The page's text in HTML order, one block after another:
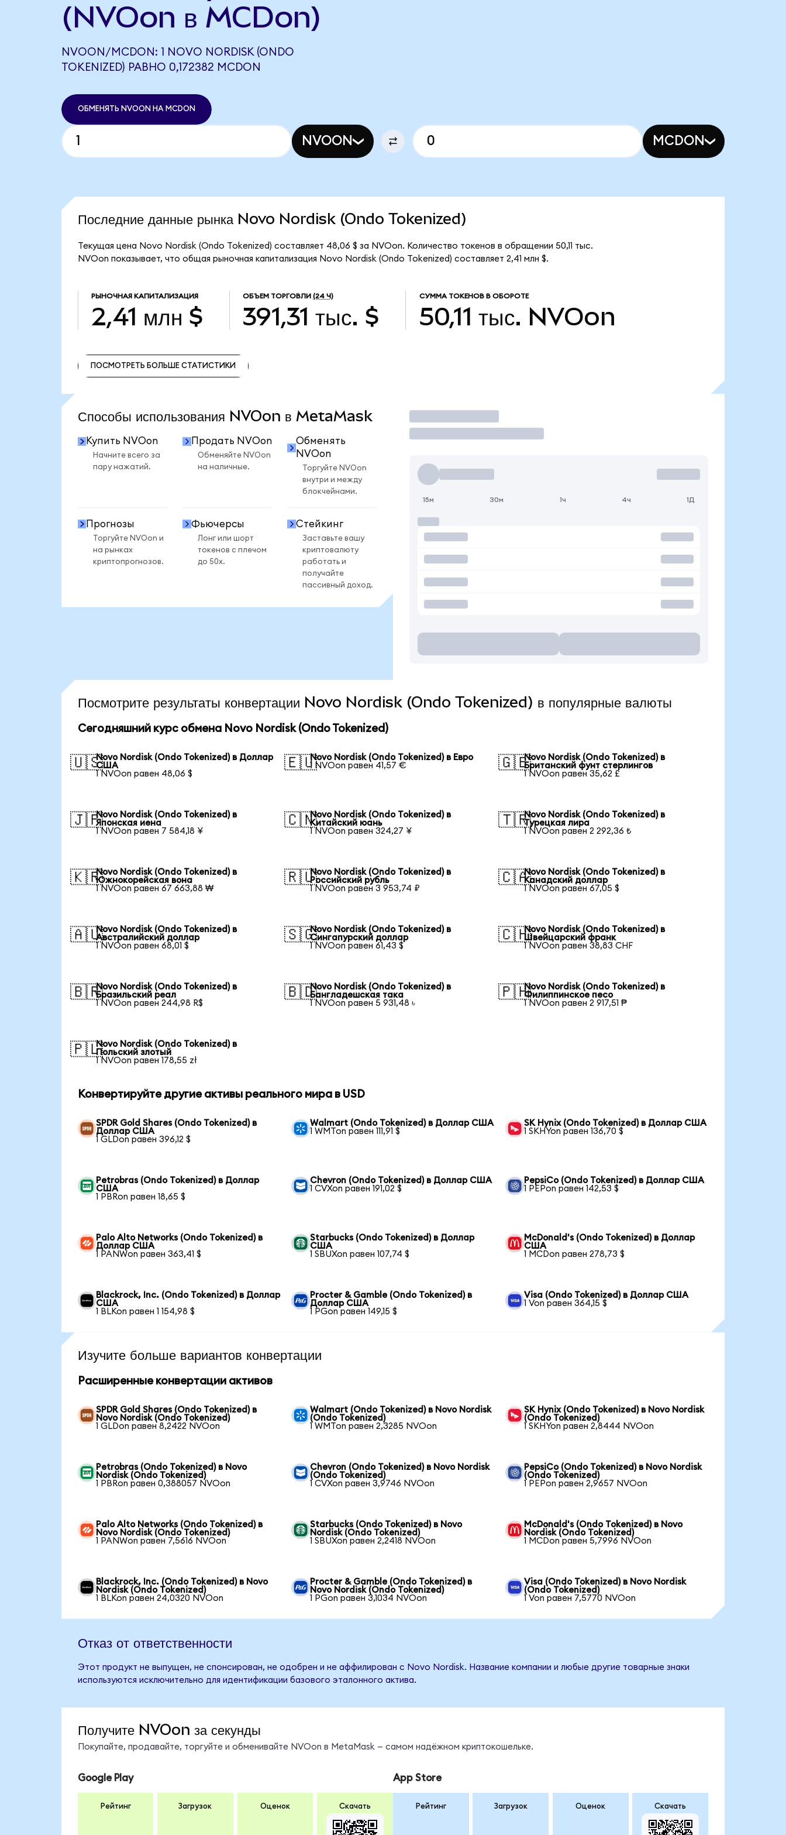
(NVOon в MCDon)
NVOON/MCDON: 1 NOVO NORDISK (ONDO
TOKENIZED) РАВНО 0,172382 MCDON
ОБМЕНЯТЬ NVOON НА MCDON
NVOON MCDON
Последние данные рынка Novo Nordisk (Ondo Tokenized)
Текущая цена Novo Nordisk (Ondo Tokenized) составляет 48,06 $ за NVOon. Количество токенов в обращении 50,11 тыс.
NVOon показывает, что общая рыночная капитализация Novo Nordisk (Ondo Tokenized) составляет 2,41 млн $.
РЫНОЧНАЯ КАПИТАЛИЗАЦИЯ
2,41 млн $
ОБЪЕМ ТОРГОВЛИ (24 Ч)
391,31 тыс. $
СУММА ТОКЕНОВ В ОБОРОТЕ
50,11 тыс. NVOon
ПОСМОТРЕТЬ БОЛЬШЕ СТАТИСТИКИ
Способы использования NVOon в MetaMask
Купить NVOon
Начните всего за
пару нажатий.
Продать NVOon
Обменяйте NVOon
на наличные.
Обменять
NVOon
Торгуйте NVOon
внутри и между
блокчейнами.
Прогнозы
Торгуйте NVOon и
на рынках
криптопрогнозов.
Фьючерсы
Лонг или шорт
токенов с плечом
до 50x.
Стейкинг
Заставьте вашу
криптовалюту
работать и
получайте
пассивный доход.
Торговать
15м 30м 1ч 4ч 1Д
Посмотрите результаты конвертации Novo Nordisk (Ondo Tokenized) в популярные валюты
Сегодняшний курс обмена Novo Nordisk (Ondo Tokenized)
🇺🇸Novo Nordisk (Ondo Tokenized) в Доллар
США
1 NVOon равен 48,06 $
🇪🇺Novo Nordisk (Ondo Tokenized) в Евро
1 NVOon равен 41,57 €
🇬🇧Novo Nordisk (Ondo Tokenized) в
Британский фунт стерлингов
1 NVOon равен 35,62 £
🇯🇵Novo Nordisk (Ondo Tokenized) в
Японская иена
1 NVOon равен 7 584,18 ¥
🇨🇳Novo Nordisk (Ondo Tokenized) в
Китайский юань
1 NVOon равен 324,27 ¥
🇹🇷Novo Nordisk (Ondo Tokenized) в
Турецкая лира
1 NVOon равен 2 292,36 ₺
🇰🇷Novo Nordisk (Ondo Tokenized) в
Южнокорейская вона
1 NVOon равен 67 663,88 ₩
🇷🇺Novo Nordisk (Ondo Tokenized) в
Российский рубль
1 NVOon равен 3 953,74 ₽
🇨🇦Novo Nordisk (Ondo Tokenized) в
Канадский доллар
1 NVOon равен 67,05 $
🇦🇺Novo Nordisk (Ondo Tokenized) в
Австралийский доллар
1 NVOon равен 68,01 $
🇸🇬Novo Nordisk (Ondo Tokenized) в
Сингапурский доллар
1 NVOon равен 61,43 $
🇨🇭Novo Nordisk (Ondo Tokenized) в
Швейцарский франк
1 NVOon равен 38,83 CHF
🇧🇷Novo Nordisk (Ondo Tokenized) в
Бразильский реал
1 NVOon равен 244,98 R$
🇧🇩Novo Nordisk (Ondo Tokenized) в
Бангладешская така
1 NVOon равен 5 931,48 ৳
🇵🇭Novo Nordisk (Ondo Tokenized) в
Филиппинское песо
1 NVOon равен 2 917,51 ₱
🇵🇱Novo Nordisk (Ondo Tokenized) в
Польский злотый
1 NVOon равен 178,55 zł
Конвертируйте другие активы реального мира в USD
SPDR Gold Shares (Ondo Tokenized) в
Доллар США
1 GLDon равен 396,12 $
Walmart (Ondo Tokenized) в Доллар США
1 WMTon равен 111,91 $
SK Hynix (Ondo Tokenized) в Доллар США
1 SKHYon равен 136,70 $
Petrobras (Ondo Tokenized) в Доллар
США
1 PBRon равен 18,65 $
Chevron (Ondo Tokenized) в Доллар США
1 CVXon равен 191,02 $
PepsiCo (Ondo Tokenized) в Доллар США
1 PEPon равен 142,53 $
Palo Alto Networks (Ondo Tokenized) в
Доллар США
1 PANWon равен 363,41 $
Starbucks (Ondo Tokenized) в Доллар
США
1 SBUXon равен 107,74 $
McDonald's (Ondo Tokenized) в Доллар
США
1 MCDon равен 278,73 $
Blackrock, Inc. (Ondo Tokenized) в Доллар
США
1 BLKon равен 1 154,98 $
Procter & Gamble (Ondo Tokenized) в
Доллар США
1 PGon равен 149,15 $
Visa (Ondo Tokenized) в Доллар США
1 Von равен 364,15 $
Изучите больше вариантов конвертации
Расширенные конвертации активов
SPDR Gold Shares (Ondo Tokenized) в
Novo Nordisk (Ondo Tokenized)
1 GLDon равен 8,2422 NVOon
Walmart (Ondo Tokenized) в Novo Nordisk
(Ondo Tokenized)
1 WMTon равен 2,3285 NVOon
SK Hynix (Ondo Tokenized) в Novo Nordisk
(Ondo Tokenized)
1 SKHYon равен 2,8444 NVOon
Petrobras (Ondo Tokenized) в Novo
Nordisk (Ondo Tokenized)
1 PBRon равен 0,388057 NVOon
Chevron (Ondo Tokenized) в Novo Nordisk
(Ondo Tokenized)
1 CVXon равен 3,9746 NVOon
PepsiCo (Ondo Tokenized) в Novo Nordisk
(Ondo Tokenized)
1 PEPon равен 2,9657 NVOon
Palo Alto Networks (Ondo Tokenized) в
Novo Nordisk (Ondo Tokenized)
1 PANWon равен 7,5616 NVOon
Starbucks (Ondo Tokenized) в Novo
Nordisk (Ondo Tokenized)
1 SBUXon равен 2,2418 NVOon
McDonald's (Ondo Tokenized) в Novo
Nordisk (Ondo Tokenized)
1 MCDon равен 5,7996 NVOon
Blackrock, Inc. (Ondo Tokenized) в Novo
Nordisk (Ondo Tokenized)
1 BLKon равен 24,0320 NVOon
Procter & Gamble (Ondo Tokenized) в
Novo Nordisk (Ondo Tokenized)
1 PGon равен 3,1034 NVOon
Visa (Ondo Tokenized) в Novo Nordisk
(Ondo Tokenized)
1 Von равен 7,5770 NVOon
Отказ от ответственности
Этот продукт не выпущен, не спонсирован, не одобрен и не аффилирован с Novo Nordisk. Название компании и любые другие товарные знаки
используются исключительно для идентификации базового эталонного актива.
Получите NVOon за секунды
Покупайте, продавайте, торгуйте и обменивайте NVOon в MetaMask — самом надёжном криптокошельке.
Google Play
Рейтинг Загрузок Оценок Скачать
App Store
Рейтинг Загрузок Оценок Скачать